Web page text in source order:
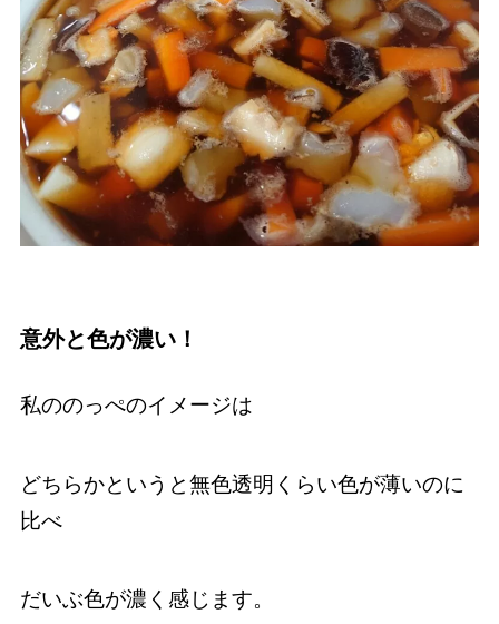
意外と色が濃い！
私ののっぺのイメージは
どちらかというと無色透明くらい色が薄いのに
比べ
だいぶ色が濃く感じます。